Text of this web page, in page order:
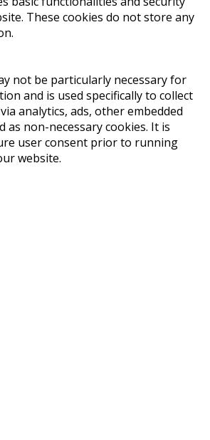
These cookies do not store any
not be particularly necessary for
and is used specifically to collect
analytics, ads, other embedded
as non-necessary cookies. It is
user consent prior to running
website.